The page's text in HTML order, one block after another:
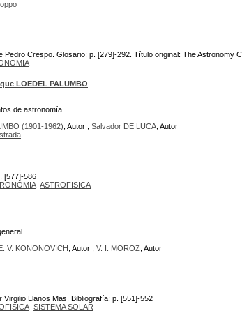
Pedro Crespo. Glosario: p. [279]-292. Título original: The Astronomy
LOEDEL PALUMBO
de astronomía
(1901-1962) , Autor ; Salvador DE LUCA , Autor
[577]-586
ASTROFISICA
V. KONONOVICH , Autor ; V. I. MOROZ , Autor
Virgilio Llanos Mas. Bibliografía: p. [551]-552
SISTEMA SOLAR